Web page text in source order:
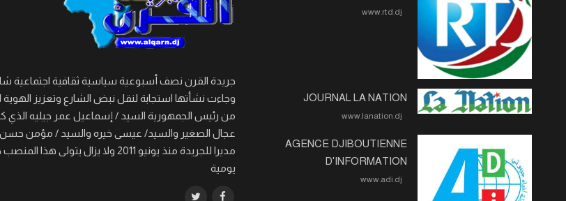
وجاءت نشأتها استجابة لنقل نبض الشارع وتعزيز الهوية
من رئيس الجمهورية السيد / إسماعيل عمر جيليه الذي
مديرا للجريدة منذ يونيو 2011
يومية
JOURNAL LA NATION
AGENCE DJIBOUTIENNE
D'INFORMATION